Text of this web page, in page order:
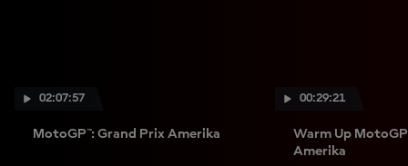
02:07:57
MotoGP™: Grand Prix Amerika
00:29:21
Warm Up
Amerika